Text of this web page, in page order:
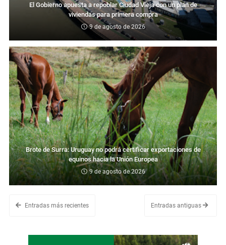
El Gobierno apuesta a repoblar Ciudad Vieja con un plan de
viviendas para primera compra
9 de agosto de 2026
Brote de Surra: Uruguay no podrá certificar exportaciones de
equinos hacia la Unión Europea
9 de agosto de 2026
Entradas más recientes Entradas antiguas